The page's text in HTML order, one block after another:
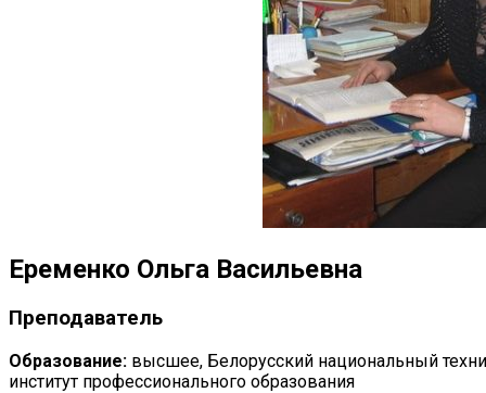
Еременко Ольга Васильевна
Преподаватель
Образование: высшее, Белорусский национальный
институт профессионального образования